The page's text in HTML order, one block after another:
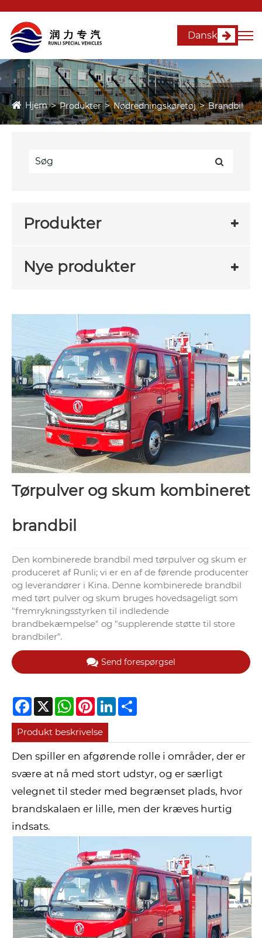
Dansk
Hjem Produkter Nødredningskøretøj Brandbil
Produkter
Nye produkter
Tørpulver og skum kombineret
brandbil
Den kombinerede brandbil med tørpulver og skum er
produceret af Runli; vi er en af ​​de førende producenter
og leverandører i Kina. Denne kombinerede brandbil
med tørt pulver og skum bruges hovedsageligt som
"fremrykningsstyrken til indledende
brandbekæmpelse" og "supplerende støtte til store
brandbiler".
Send forespørgsel
Facebook
X WhatsApp
PinterestLinkedIn
Produkt beskrivelse
Den spiller en afgørende rolle i områder, der er
svære at nå med stort udstyr, og er særligt
velegnet til steder med begrænset plads, hvor
brandskalaen er lille, men der kræves hurtig
indsats.